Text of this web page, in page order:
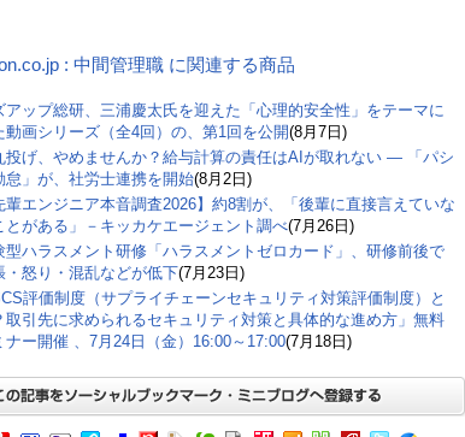
: 中間管理職 に関連する商品
アップ総研、三浦慶太氏を迎えた「心理的安全性」をテーマに
動画シリーズ（全4回）の、第1回を公開(8月7日)
投げ、やめませんか？給与計算の責任はAIが取れない ― 「パシ
怠」が、社労士連携を開始(8月2日)
輩エンジニア本音調査2026】約8割が、「後輩に直接言えていな
とがある」－キッカケエージェント調べ(7月26日)
型ハラスメント研修「ハラスメントゼロカード」、研修前後で
・怒り・混乱などが低下(7月23日)
評価制度（サプライチェーンセキュリティ対策評価制度）と
取引先に求められるセキュリティ対策と具体的な進め方」無料
ナー開催 、7月24日（金）16:00～17:00(7月18日)